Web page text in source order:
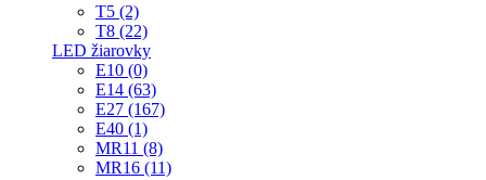
T5 (2)
T8 (22)
LED žiarovky
E10 (0)
E14 (63)
E27 (167)
E40 (1)
MR11 (8)
MR16 (11)